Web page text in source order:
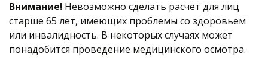
Внимание! Невозможно сделать расчет для лиц
старше 65 лет, имеющих проблемы со здоровьем
или инвалидность. В некоторых случаях может
понадобится проведение медицинского осмотра.